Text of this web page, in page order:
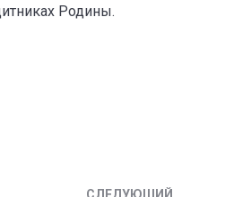
Родины.